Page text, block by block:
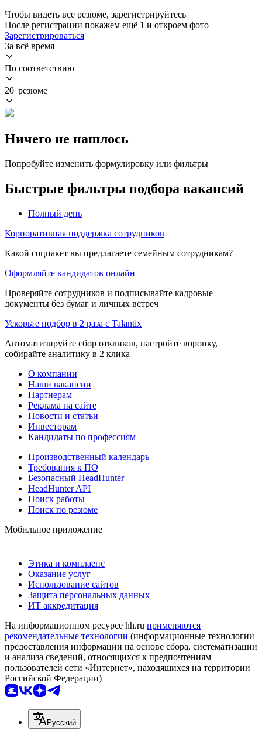
Чтобы видеть все резюме, зарегистрируйтесь
После регистрации покажем ещё 1 и откроем фото
Зарегистрироваться
За всё время
По соответствию
20 резюме
Ничего не нашлось
Попробуйте изменить формулировку или фильтры
Быстрые фильтры подбора вакансий
Полный день
Корпоративная поддержка сотрудников
Какой соцпакет вы предлагаете семейным сотрудникам?
Оформляйте кандидатов онлайн
Проверяйте сотрудников и подписывайте кадровые
документы без бумаг и личных встреч
Ускорьте подбор в 2 раза с Talantix
Автоматизируйте сбор откликов, настройте воронку,
собирайте аналитику в 2 клика
О компании
Наши вакансии
Партнерам
Реклама на сайте
Новости и статьи
Инвесторам
Кандидаты по профессиям
Производственный календарь
Требования к ПО
Безопасный HeadHunter
HeadHunter API
Поиск работы
Поиск по резюме
Мобильное приложение
Этика и комплаенс
Оказание услуг
Использование сайтов
Защита персональных данных
ИТ аккредитация
На информационном ресурсе hh.ru применяются
рекомендательные технологии (информационные технологии
предоставления информации на основе сбора, систематизации
и анализа сведений, относящихся к предпочтениям
пользователей сети «Интернет», находящихся на территории
Российской Федерации)
Русский